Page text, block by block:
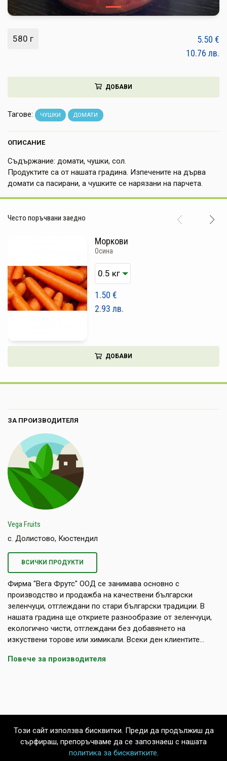
БИЛКИ И ПОДПРАВКИ
КОЗМЕТИКА
ЗА ДОМА
КНИГИ
ПОДАРЪЦИ
УСЛОВИЯ ЗА ПОЛЗВАНЕ
580 г 5.50 €
10.76 лв.
ДОБАВИ
Тагове: ЧУШКИ ДОМАТИ
ОПИСАНИЕ
Съдържание: домати, чушки, сол.
Продуктите са от нашата градина. Изпечените на дърва
домати са пасирани, а чушките се нарязани на парчета.
Често поръчвани заедно
Моркови
Осина
1.50 €
2.93 лв.
ДОБАВИ
ЗА ПРОИЗВОДИТЕЛЯ
Vega Fruits
с. Долистово, Кюстендил
ВСИЧКИ ПРОДУКТИ
Фирма "Вега Фрутс" ООД се занимава основно с
производство и продажба на качествени български
зеленчуци, отглеждани по стари български традиции. В
нашата градина ще откриете разнообразие от зеленчуци,
екологично чисти, отглеждани без добавянето на
изкуствени торове или химикали. Всеки ден клиентите...
Повече за производителя
Този сайт използва бисквитки. Преди да продължиш да
сърфираш, препоръчваме да се запознаеш с нашата
политика за бисквитките.